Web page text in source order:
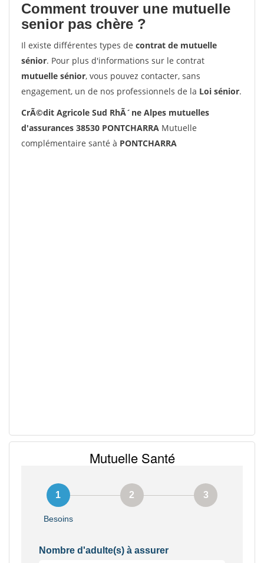
Comment trouver une mutuelle
senior pas chère ?
Il existe différentes types de contrat de mutuelle
sénior. Pour plus d'informations sur le contrat
mutuelle sénior, vous pouvez contacter, sans
engagement, un de nos professionnels de la Loi sénior.
CrÃ©dit Agricole Sud RhÃ´ne Alpes mutuelles
d'assurances 38530 PONTCHARRA Mutuelle
complémentaire santé à PONTCHARRA